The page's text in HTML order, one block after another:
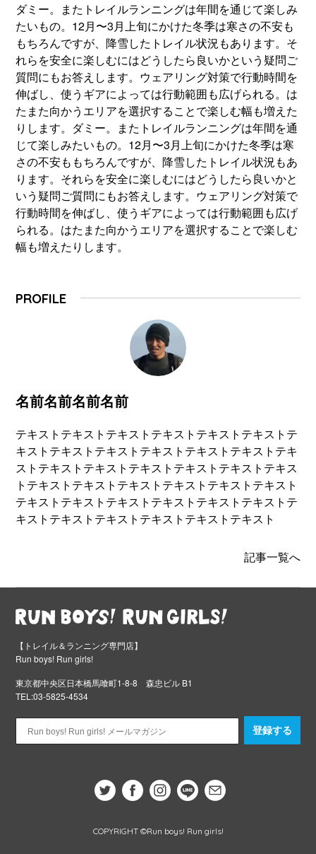
ダミー。またトレイルランニングは年間を通じて楽しみ
たいもの。12月〜3月上旬にかけた冬季は寒さの不安も
もちろんですが、降雪したトレイル状況もあります。そ
れらを安全に楽しむにはどうしたら良いかという疑問ご
質問にもお答えします。ウェアリング対策で行動時間を
伸ばし、使うギアによっては行動範囲も広げられる。は
たまた向かうエリアを選択することで楽しむ幅も増えた
りします。ダミー。またトレイルランニングは年間を通
じて楽しみたいもの。12月〜3月上旬にかけた冬季は寒
さの不安ももちろんですが、降雪したトレイル状況もあ
ります。それらを安全に楽しむにはどうしたら良いかと
いう疑問ご質問にもお答えします。ウェアリング対策で
行動時間を伸ばし、使うギアによっては行動範囲も広げ
られる。はたまた向かうエリアを選択することで楽しむ
幅も増えたりします。
PROFILE
名前名前名前名前
テキストテキストテキストテキストテキストテキストテ
キストテキストテキストテキストテキストテキストテキ
ストテキストテキストテキストテキストテキストテキス
トテキストテキストテキストテキストテキストテキスト
テキストテキストテキストテキストテキストテキストテ
キストテキストテキストテキストテキストテキスト
記事一覧へ
【トレイル＆ランニング専門店】
Run boys! Run girls!
東京都中央区日本橋馬喰町1-8-8 森忠ビル B1
TEL:03-5825-4534
登録する
COPYRIGHT ©Run boys! Run girls!